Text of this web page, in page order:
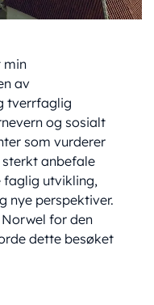
min
av
tverrfaglig
og sosialt
som vurderer
anbefale
faglig utvikling,
nye perspektiver.
for den
dette besøket